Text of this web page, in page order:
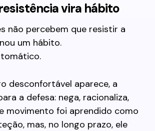
vira hábito
não percebem que resistir a
um hábito.
desconfortável aparece, a
a defesa: nega, racionaliza,
movimento foi aprendido como
mas, no longo prazo, ele